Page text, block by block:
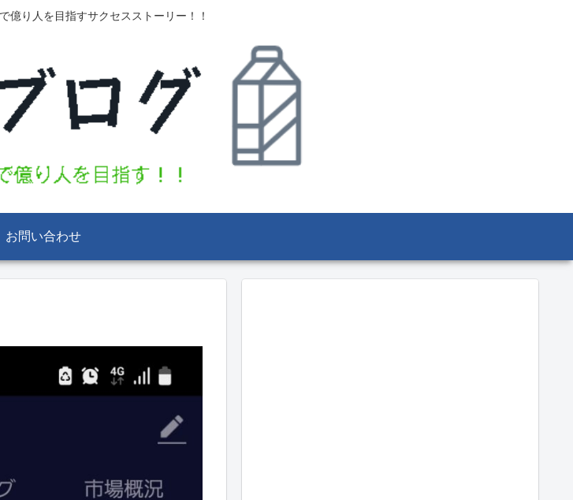
億り人を目指すサクセスストーリー！！
お問い合わせ